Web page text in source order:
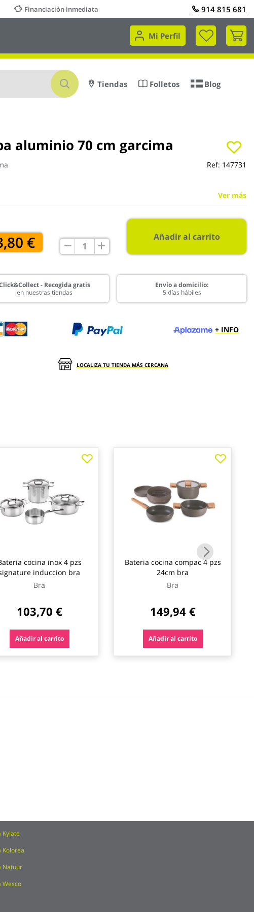
Financiación inmediata 914 815 681
Mi Perfil
Mi
Buscar
Tiendas Folletos Blog
aluminio 70 cm garcima
Ref: 147731
Ver más
€ Añadir al carrito
- Recogida gratis
en nuestras tiendas
Envío a domicilio:
5 días hábiles
+ INFO
LOCALIZA TU TIENDA MÁS CERCANA
cocina inox 4 pzs
induccion bra
Bra
103,70 €
Añadir al carrito
Bateria cocina compac 4 pzs
24cm bra
Bra
149,94 €
Añadir al carrito
Kylate
Kolorea
Natuur
Wesco